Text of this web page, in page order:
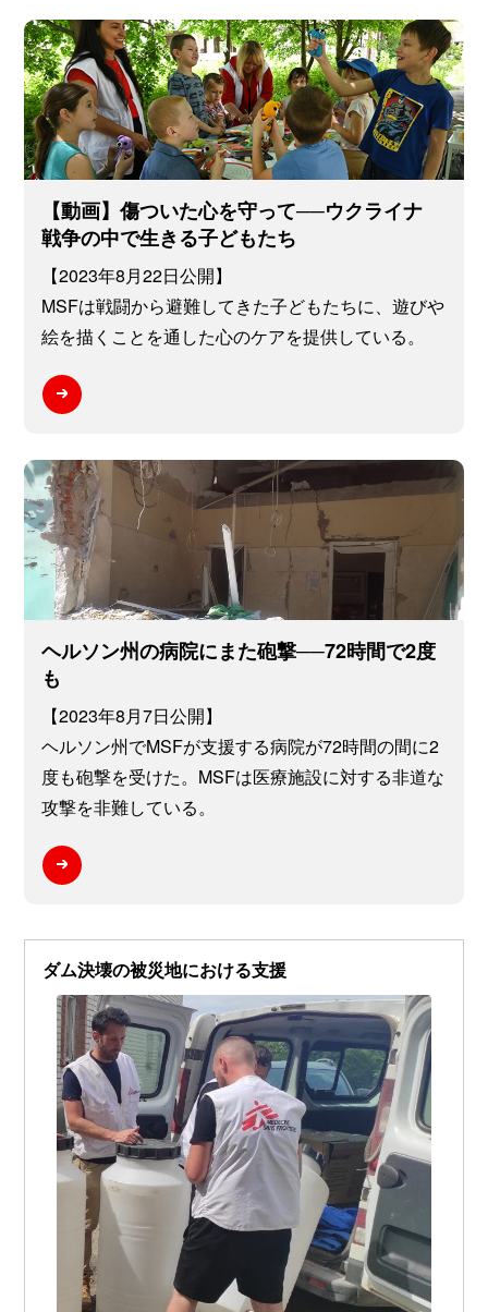
【動画】傷ついた心を守って──ウクライナ
戦争の中で生きる子どもたち
【2023年8月22日公開】
MSFは戦闘から避難してきた子どもたちに、遊びや
絵を描くことを通した心のケアを提供している。
ヘルソン州の病院にまた砲撃──72時間で2度
も
【2023年8月7日公開】
ヘルソン州でMSFが支援する病院が72時間の間に2
度も砲撃を受けた。MSFは医療施設に対する非道な
攻撃を非難している。
ダム決壊の被災地における支援